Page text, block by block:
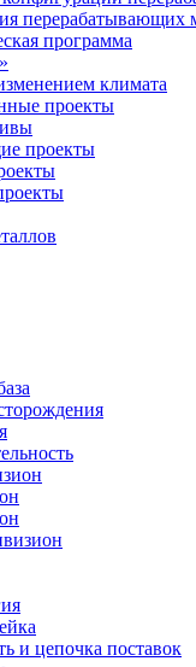
перерабатывающих
программа
климата
проекты
проекты
и цепочка поставок